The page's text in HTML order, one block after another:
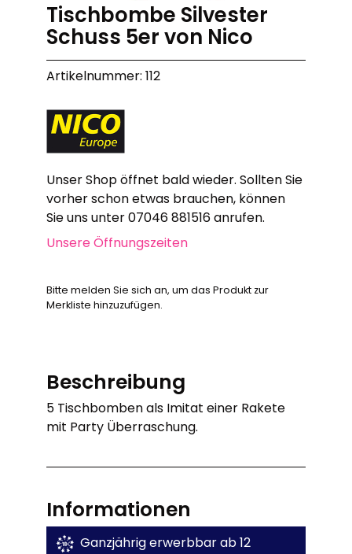
Tischbombe Silvester
Schuss 5er von Nico
Artikelnummer: 112
Unser Shop öffnet bald wieder. Sollten Sie
vorher schon etwas brauchen, können
Sie uns unter 07046 881516 anrufen.
Unsere Öffnungszeiten
Bitte melden Sie sich an, um das Produkt zur
Merkliste hinzuzufügen.
Beschreibung
5 Tischbomben als Imitat einer Rakete
mit Party Überraschung.
Informationen
Ganzjährig erwerbbar ab 12